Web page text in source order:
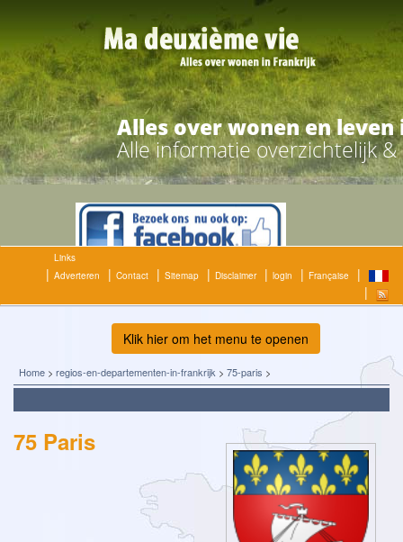
Alles over wonen en
Alle informatie overzichtelijk
Links
Adverteren
Contact Sitemap Disclaimer login Française
Klik hier om het menu te openen
Home > regios-en-departementen-in-frankrijk > 75-paris >
75 Paris